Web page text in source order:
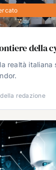
della
realtà italiana
redazione